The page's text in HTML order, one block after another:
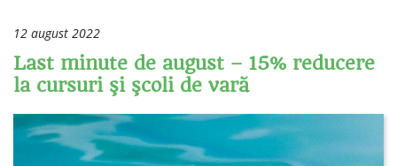
12 august 2022
Last minute de august – 15% reducere
la cursuri şi şcoli de vară